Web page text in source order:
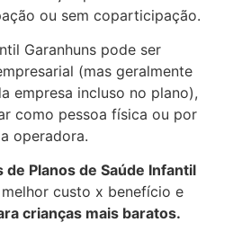
ou sem coparticipação.
Garanhuns pode ser
(mas geralmente
empresa incluso no plano),
como pessoa física ou por
operadora.
Planos de Saúde Infantil
custo x benefício e
crianças mais baratos.